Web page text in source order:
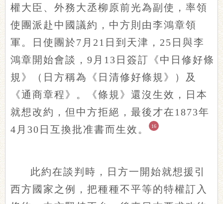
權大臣、外務大丞柳原前光為副使，率領
使團派赴中國議約，中方則由李鴻章領
軍。日使團於7月21日到天津，25日與李
鴻章開始會談，9月13日簽訂《中日修好條
規》（日方稱為《日清修好條規》）及
《通商章程》。《條規》還沒生效，日本
就想改約，但中方拒絕，最後才在1873年
4月30日互換批准書而生效。
16
此約在談判時，日方一開始就想援引
西方國家之例，把種種不平等的特權訂入